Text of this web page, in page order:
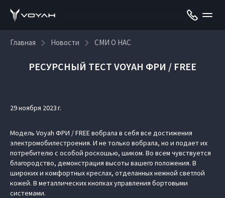
Главная Новости СМИ О НАС
РЕСУРСНЫЙ ТЕСТ VOYAH ФРИ / FREE
29 ноября 2023 г.
Модель Voyah ФРИ / FREE вобрала в себя все достижения
электромобилестроения. И не только вобрала, но и подает их
потребителю с особой роскошью, шиком. Во всем чувствуется
благородство, демонстрация высоты вашего положения. В
широких и комфортных креслах, отделанных нежной светлой
кожей. В металлических кнопках управления бортовыми
системами.